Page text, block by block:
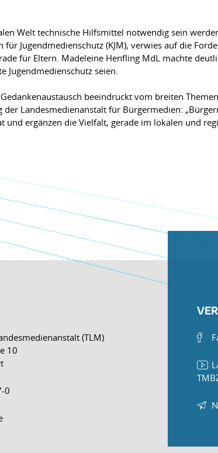
Welt technische Hilfsmittel notwendig sein
Jugendmedienschutz (KJM), verwies auf die
für Eltern. Madeleine Henfling MdL machte
seien.
beeindruckt vom breiten
Landesmedienanstalt für Bürgermedien:
ergänzen die Vielfalt, gerade im lokalen und
(TLM)
10
0